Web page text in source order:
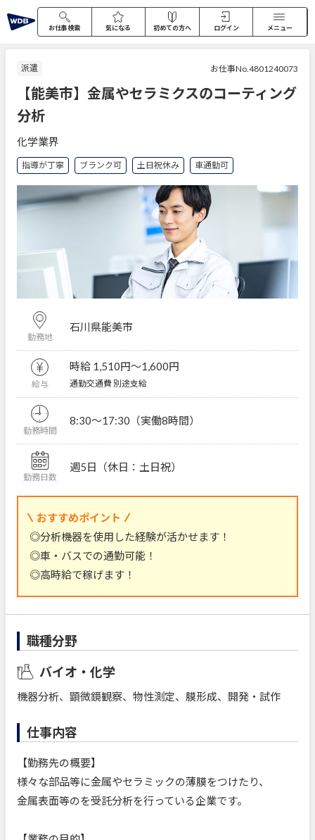
お仕事検索 気になる 初めての方へ ログイン メニュー
派遣 お仕事No.4801240073
【能美市】金属やセラミクスのコーティング
分析
化学業界
指導が丁寧 ブランク可 土日祝休み 車通勤可
勤務地
石川県能美市
給与
時給 1,510円〜1,600円
通勤交通費 別途支給
勤務時間
8:30～17:30（実働8時間）
勤務日数
週5日（休日：土日祝）
おすすめポイント
◎分析機器を使用した経験が活かせます！
◎車・バスでの通勤可能！
◎高時給で稼げます！
職種分野
バイオ・化学
機器分析、顕微鏡観察、物性測定、膜形成、開発・試作
仕事内容
【勤務先の概要】
様々な部品等に金属やセラミックの薄膜をつけたり、
金属表面等のを受託分析を行っている企業です。